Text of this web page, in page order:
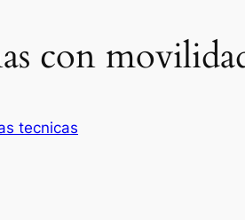
con
tecnicas